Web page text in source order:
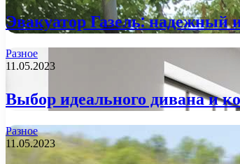
Эвакуатор Газель: надежный
Разное
11.05.2023
Выбор идеального дивана и
Разное
11.05.2023